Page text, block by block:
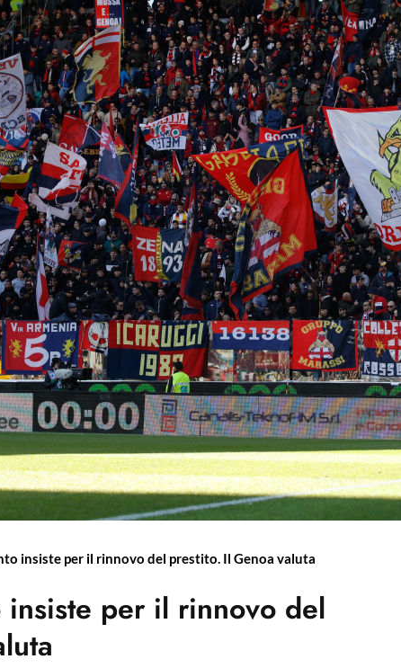
insiste per il rinnovo del prestito. Il Genoa valuta
per il rinnovo del